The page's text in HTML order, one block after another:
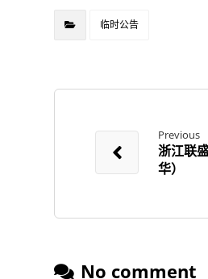
临时公告
Previous
浙江联
华）
No comment